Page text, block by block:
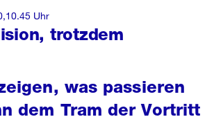
trotzdem
was passieren
dem Tram der Vortritt
Uhr